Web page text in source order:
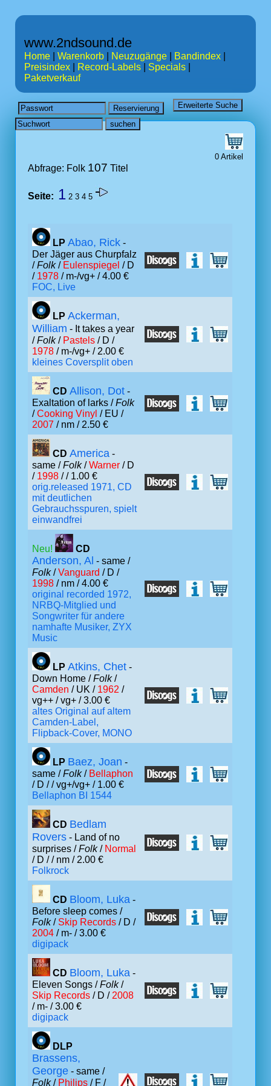
www.2ndsound.de
Home Warenkorb Neuzugänge Bandindex
Preisindex
Record-Labels Specials
Paketverkauf
0 Artikel
Abfrage: Folk 107 Titel
Seite: 1 2 3 4 5
LP Abao, Rick -
Der Jäger aus Churpfalz
/Folk/ Eulenspiegel / D
/ 1978 / m-/vg+ / 4.00 €
FOC, Live
LP Ackerman,
William - It takes a year
/Folk/ Pastels / D /
1978 / m-/vg+ / 2.00 €
kleines Coversplit oben
CD Allison, Dot -
Exaltation of larks /Folk
/Cooking Vinyl / EU /
2007 / nm / 2.50 €
CD America -
same /Folk/Warner / D
/ 1998 / / 1.00 €
orig.released 1971, CD
mit deutlichen
Gebrauchsspuren, spielt
einwandfrei
Neu! CD
Anderson, Al - same /
Folk/Vanguard / D /
1998 / nm / 4.00 €
original recorded 1972,
NRBQ-Mitglied und
Songwriter für andere
namhafte Musiker, ZYX
Music
LP Atkins, Chet -
Down Home /Folk/
Camden / UK / 1962 /
vg++ / vg+ / 3.00 €
altes Original auf altem
Camden-Label,
Flipback-Cover, MONO
LP Baez, Joan -
same /Folk/ Bellaphon
/ D // vg+/vg+ / 1.00 €
Bellaphon BI 1544
CD Bedlam
Rovers - Land of no
surprises /Folk/ Normal
/ D // nm / 2.00 €
Folkrock
CD Bloom, Luka -
Before sleep comes /
Folk/ Skip Records / D /
2004 / m- / 3.00 €
digipack
CD Bloom, Luka -
Eleven Songs /Folk/
Skip Records / D / 2008
/ m- / 3.00 €
digipack
DLP
Brassens,
George - same /
Folk/ Philips / F /